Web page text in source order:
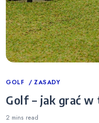
Categories
GOLF ZASADY
Golf – jak grać w
2 mins read